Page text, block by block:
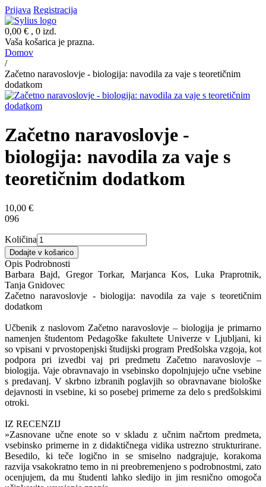
Prijava Registracija
0,00 € , 0 izd.
Vaša košarica je prazna.
Domov
/
Začetno naravoslovje - biologija: navodila za vaje s teoretičnim
dodatkom
Začetno naravoslovje -
biologija: navodila za vaje s
teoretičnim dodatkom
10,00 €
096
Količina
Dodajte v košarico
Opis Podrobnosti
Barbara Bajd, Gregor Torkar, Marjanca Kos, Luka Praprotnik,
Tanja Gnidovec
Začetno naravoslovje - biologija: navodila za vaje s teoretičnim
dodatkom
Učbenik z naslovom Začetno naravoslovje – biologija je primarno
namenjen študentom Pedagoške fakultete Univerze v Ljubljani, ki
so vpisani v prvostopenjski študijski program Predšolska vzgoja, kot
podpora pri izvedbi vaj pri predmetu Začetno naravoslovje –
biologija. Vaje obravnavajo in vsebinsko dopolnjujejo učne vsebine
s predavanj. V skrbno izbranih poglavjih so obravnavane biološke
dejavnosti in vsebine, ki so posebej primerne za delo s predšolskimi
otroki.
IZ RECENZIJ
»Zasnovane učne enote so v skladu z učnim načrtom predmeta,
vsebinsko primerne in z didaktičnega vidika ustrezno strukturirane.
Besedilo, ki teče logično in se smiselno nadgrajuje, korakoma
razvija vsakokratno temo in ni preobremenjeno s podrobnostmi, zato
ocenjujem, da mu študenti lahko sledijo in jim resnično omogoča